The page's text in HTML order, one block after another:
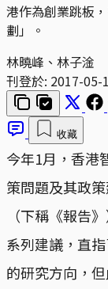
港作為創業跳板
劃」。
林曉峰、林子淦
刊登於: 2017-05-
收藏
今年1月，香港
策問題及其政
（下稱《報告
系列建議，直
的研究方向，